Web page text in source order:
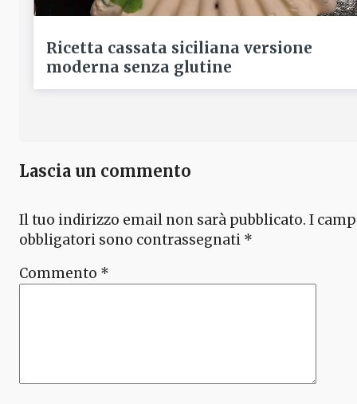
Ricetta cassata siciliana versione
moderna senza glutine
Lascia un commento
Il tuo indirizzo email non sarà pubblicato. I
obbligatori sono contrassegnati *
Commento *